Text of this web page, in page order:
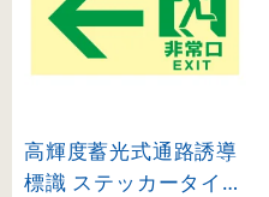
高輝度蓄光式通路誘導
標識 ステッカータイプ